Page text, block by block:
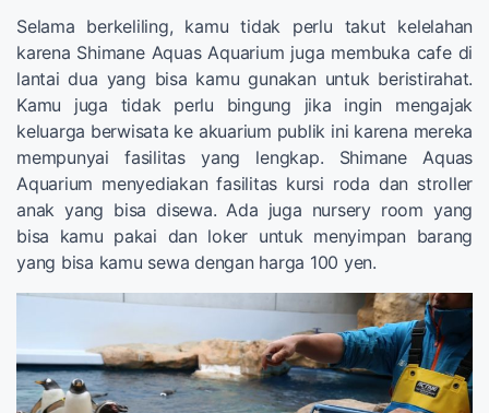
Selama berkeliling, kamu tidak perlu takut kelelahan
karena Shimane Aquas Aquarium juga membuka cafe di
lantai dua yang bisa kamu gunakan untuk beristirahat.
Kamu juga tidak perlu bingung jika ingin mengajak
keluarga berwisata ke akuarium publik ini karena mereka
mempunyai fasilitas yang lengkap. Shimane Aquas
Aquarium menyediakan fasilitas kursi roda dan stroller
anak yang bisa disewa. Ada juga nursery room yang
bisa kamu pakai dan loker untuk menyimpan barang
yang bisa kamu sewa dengan harga 100 yen.